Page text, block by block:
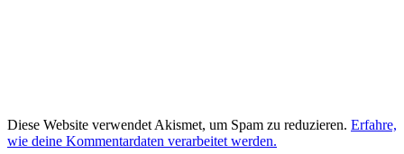
Diese Website verwendet Akismet, um Spam zu reduzieren. Erfahre,
wie deine Kommentardaten verarbeitet werden.